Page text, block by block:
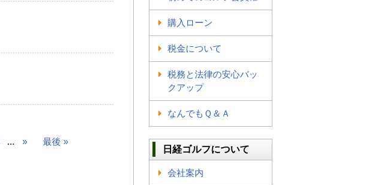
... » 最後 »
購入ローン
税金について
税務と法律の安心バッ
クアップ
なんでもＱ＆Ａ
日経ゴルフについて
会社案内